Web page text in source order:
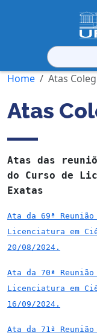
Pesquisar
por:
Home
Atas
Atas
Atas das
do Curso de
Exatas
Ata da 69ª
Licenciatura em
20/08/2024.
Ata da 70ª
Licenciatura em
16/09/2024.
Ata da 71ª